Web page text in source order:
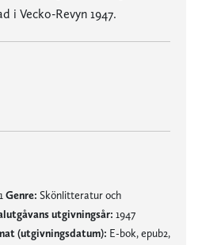
i Vecko-Revyn 1947.
Genre: Skönlitteratur och
utgivningsår: 1947
(utgivningsdatum): E-bok, epub2,